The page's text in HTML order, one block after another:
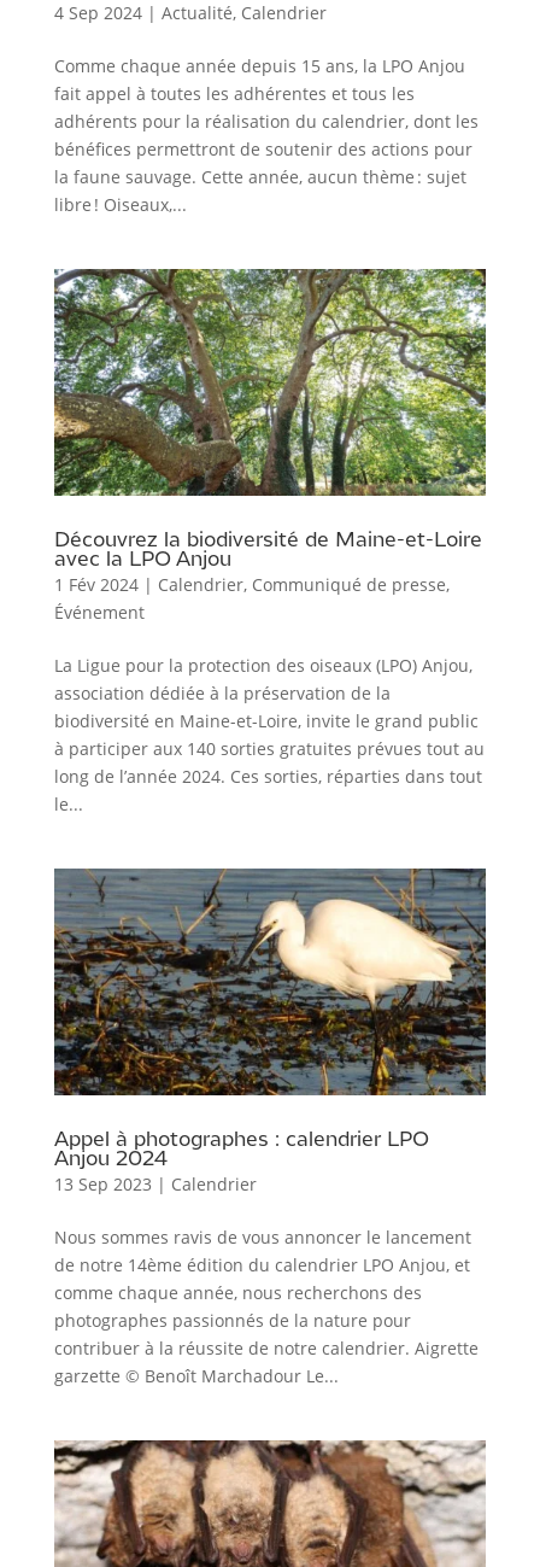
4 Sep 2024| Actualité, Calendrier
Comme chaque année depuis 15 ans, la LPO Anjou
fait appel à toutes les adhérentes et tous les
adhérents pour la réalisation du calendrier, dont les
bénéfices permettront de soutenir des actions pour
la faune sauvage. Cette année, aucun thème : sujet
libre ! Oiseaux,...
Découvrez la biodiversité de Maine-et-Loire
avec la LPO Anjou
1 Fév 2024| Calendrier, Communiqué de presse,
Événement
La Ligue pour la protection des oiseaux (LPO) Anjou,
association dédiée à la préservation de la
biodiversité en Maine-et-Loire, invite le grand public
à participer aux 140 sorties gratuites prévues tout au
long de l’année 2024. Ces sorties, réparties dans tout
le...
Appel à photographes : calendrier LPO
Anjou 2024
13 Sep 2023 | Calendrier
Nous sommes ravis de vous annoncer le lancement
de notre 14ème édition du calendrier LPO Anjou, et
comme chaque année, nous recherchons des
photographes passionnés de la nature pour
contribuer à la réussite de notre calendrier. Aigrette
garzette © Benoît Marchadour Le...